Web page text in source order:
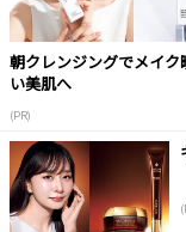
朝クレンジングでメイク
い美肌へ
(PR)